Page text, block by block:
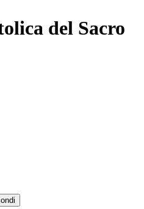
del Sacro